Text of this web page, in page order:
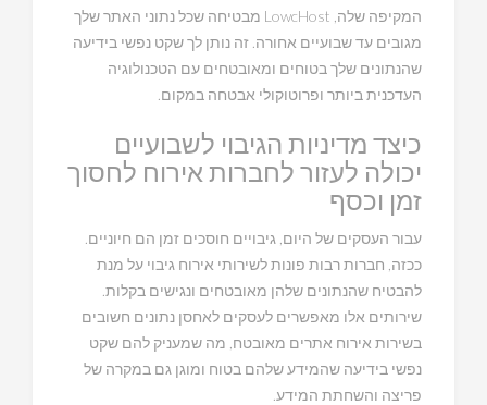
המקיפה שלה, LowcHost מבטיחה שכל נתוני האתר שלך
מגובים עד שבועיים אחורה. זה נותן לך שקט נפשי בידיעה
שהנתונים שלך בטוחים ומאובטחים עם הטכנולוגיה
העדכנית ביותר ופרוטוקולי אבטחה במקום.
כיצד מדיניות הגיבוי לשבועיים
יכולה לעזור לחברות אירוח לחסוך
זמן וכסף
עבור העסקים של היום, גיבויים חוסכים זמן הם חיוניים.
ככזה, חברות רבות פונות לשירותי אירוח גיבוי על מנת
להבטיח שהנתונים שלהן מאובטחים ונגישים בקלות.
שירותים אלו מאפשרים לעסקים לאחסן נתונים חשובים
בשירות אירוח אתרים מאובטח, מה שמעניק להם שקט
נפשי בידיעה שהמידע שלהם בטוח ומוגן גם במקרה של
פריצה והשחתת המידע.